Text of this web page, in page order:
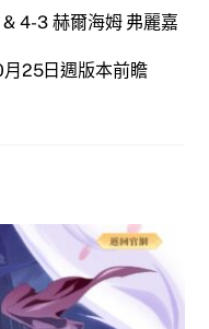
4-3 赫爾海姆 弗麗嘉
月25日週版本前瞻